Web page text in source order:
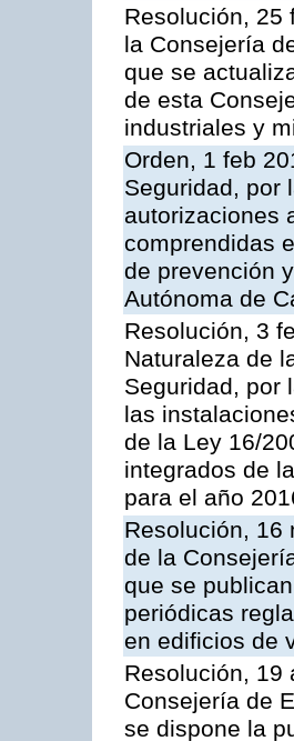
Resolución, 25
la Consejería
que se
de esta
industriales y
Orden, 1 feb
Seguridad, por
autorizaciones
comprendidas
de prevención
Autónoma de
Resolución, 3
Naturaleza de
Seguridad, por
las
de la Ley 16/
integrados de
para el año
Resolución, 16
de la
que se
periódicas
en edificios de
Resolución, 19
Consejería de
se dispone la